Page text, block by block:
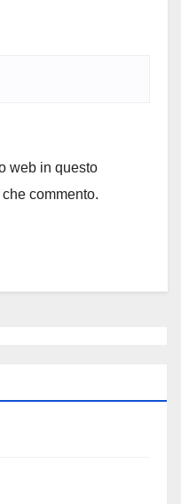
web in questo
commento.